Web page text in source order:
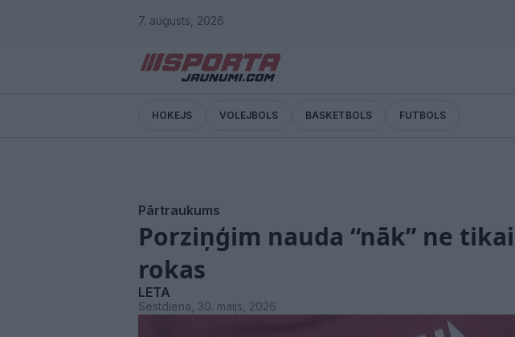
7. augusts, 2026
HOKEJS VOLEJBOLS BASKETBOLS FUTBOLS
Pārtraukums
Porziņģim nauda “nāk” ne
rokas
LETA
Sestdiena, 30. maijs, 2026